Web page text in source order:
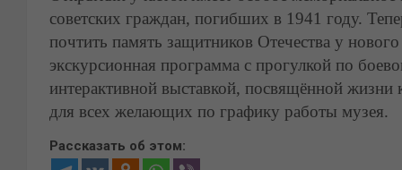
советских граждан, погибших в 1941 году.
почтить память защитников Отечества у
экскурсионная программа с прогулкой по
интерактивной выставкой, посвящённой
для всех желающих по графику работы музея.
Рассказать об этом: